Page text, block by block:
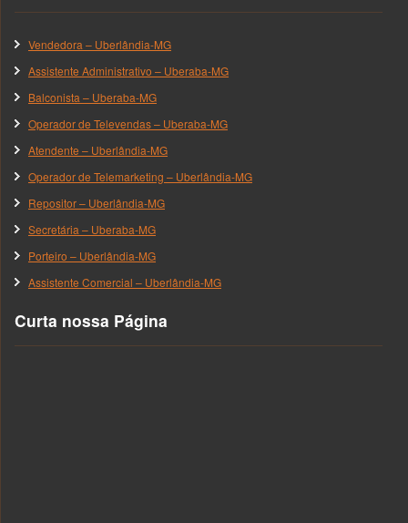
Vendedora – Uberlândia-MG
Assistente Administrativo – Uberaba-MG
Balconista – Uberaba-MG
Operador de Televendas – Uberaba-MG
Atendente – Uberlândia-MG
Operador de Telemarketing – Uberlândia-MG
Repositor – Uberlândia-MG
Secretária – Uberaba-MG
Porteiro – Uberlândia-MG
Assistente Comercial – Uberlândia-MG
Curta nossa Página